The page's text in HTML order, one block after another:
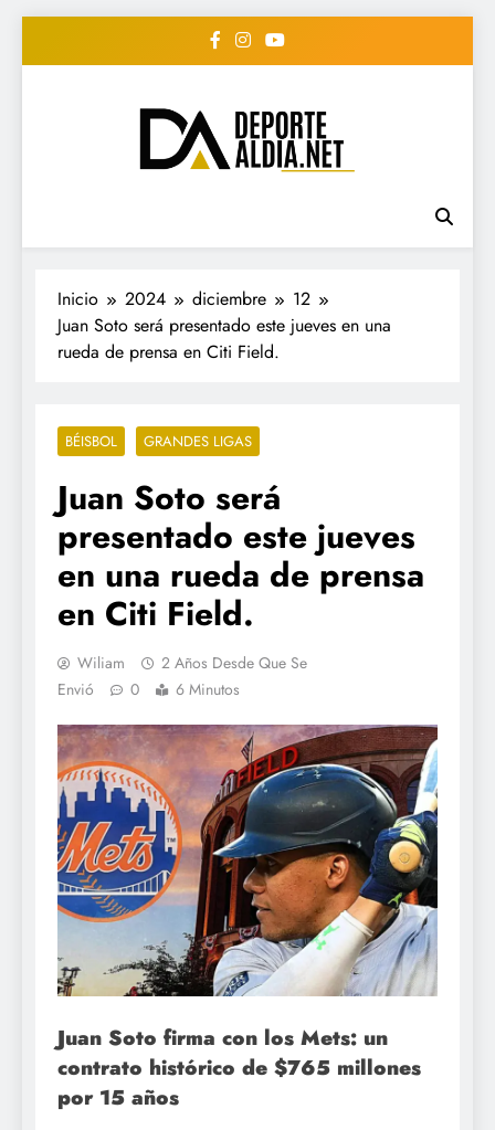
• DEPORTE AL DIA •
"Periodico Deportivo
Digital"
#deportealdiard #deportealdiaperiodico
Inicio 2024 diciembre
12
Juan Soto será presentado este jueves en una
rueda de prensa en Citi Field.
BÉISBOL GRANDES LIGAS
Juan Soto será
presentado este jueves
en una rueda de prensa
en Citi Field.
Wiliam
2 Años Desde Que Se
Envió
0 6 Minutos
Juan Soto firma con los Mets: un
contrato histórico de $765 millones
por 15 años